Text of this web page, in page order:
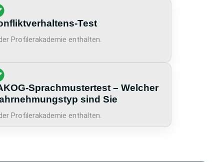
Test
Profilerakademie enthalten.
Sprachmustertest – Welcher
sind Sie
Profilerakademie enthalten.